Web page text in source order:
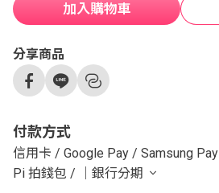
加入購物車
分享商品
付款方式
信用卡 / Google Pay / Samsung Pay
Pi 拍錢包 / ｜銀行分期